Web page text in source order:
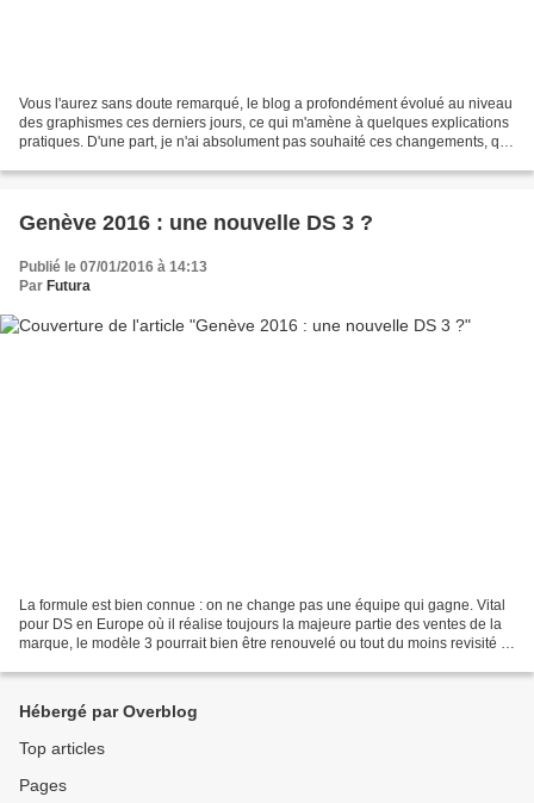
Vous l'aurez sans doute remarqué, le blog a profondément évolué au niveau
des graphismes ces derniers jours, ce qui m'amène à quelques explications
pratiques. D'une part, je n'ai absolument pas souhaité ces changements, qui
Genève 2016 : une nouvelle DS 3 ?
Publié le 07/01/2016 à 14:13
Par Futura
La formule est bien connue : on ne change pas une équipe qui gagne. Vital
pour DS en Europe où il réalise toujours la majeure partie des ventes de la
marque, le modèle 3 pourrait bien être renouvelé ou tout du moins revisité à
Hébergé par Overblog
Top articles
Pages